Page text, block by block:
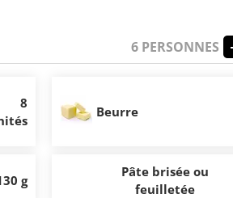
6 PERSONNES
8
Beurre
g
Pâte brisée ou
feuilletée